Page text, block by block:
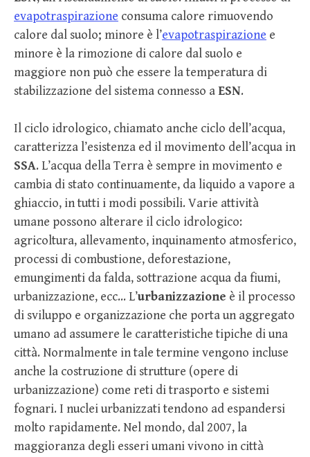
evapotraspirazione consuma calore rimuovendo
calore dal suolo; minore è l’evapotraspirazione e
minore è la rimozione di calore dal suolo e
maggiore non può che essere la temperatura di
stabilizzazione del sistema connesso aESN.
Il ciclo idrologico, chiamato anche ciclo dell’acqua,
caratterizza l’esistenza ed il movimento dell’acqua in
SSA. L’acqua della Terra è sempre in movimento e
cambia di stato continuamente, da liquido a vapore a
ghiaccio, in tutti i modi possibili. Varie attività
umane possono alterare il ciclo idrologico:
agricoltura, allevamento, inquinamento atmosferico,
processi di combustione, deforestazione,
emungimenti da falda, sottrazione acqua da fiumi,
urbanizzazione, ecc… L’urbanizzazione è il processo
di sviluppo e organizzazione che porta un aggregato
umano ad assumere le caratteristiche tipiche di una
città. Normalmente in tale termine vengono incluse
anche la costruzione di strutture (opere di
urbanizzazione) come reti di trasporto e sistemi
fognari. I nuclei urbanizzati tendono ad espandersi
molto rapidamente. Nel mondo, dal 2007, la
maggioranza degli esseri umani vivono in città